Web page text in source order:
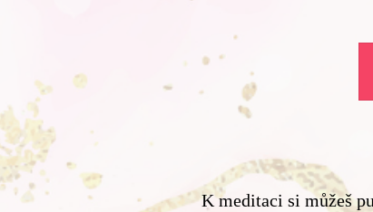
K meditaci si můžeš